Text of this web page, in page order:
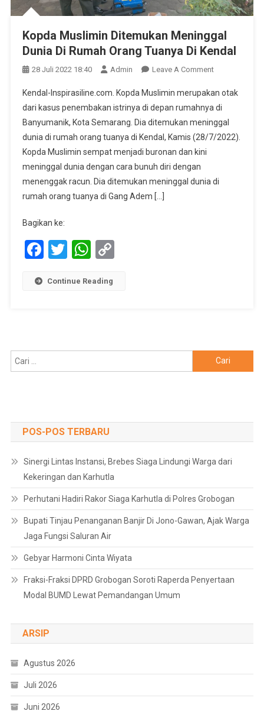
Kopda Muslimin Ditemukan Meninggal
Dunia Di Rumah Orang Tuanya Di Kendal
28 Juli 2022 18:40 Admin Leave A CommentOn
Muslimin
Ditemukan
Meninggal
Dunia
Orang
Kendal-Inspirasiline.com. Kopda Muslimin merupakan otak
dari kasus penembakan istrinya di depan rumahnya di
Banyumanik, Kota Semarang. Dia ditemukan meninggal
dunia di rumah orang tuanya di Kendal, Kamis (28/7/2022).
Kopda Muslimin sempat menjadi buronan dan kini
meninggal dunia dengan cara bunuh diri dengan
menenggak racun. Dia ditemukan meninggal dunia di
rumah orang tuanya di Gang Adem […]
Bagikan ke:
Facebook
TwitterWhatsApp
Copy
Continue Reading
untuk:
POS-POS TERBARU
Sinergi Lintas Instansi, Brebes Siaga Lindungi Warga dari
Kekeringan dan Karhutla
Perhutani Hadiri Rakor Siaga Karhutla di Polres Grobogan
Bupati Tinjau Penanganan Banjir Di Jono-Gawan, Ajak Warga
Jaga Fungsi Saluran Air
Gebyar Harmoni Cinta Wiyata
Fraksi-Fraksi DPRD Grobogan Soroti Raperda Penyertaan
Modal BUMD Lewat Pemandangan Umum
ARSIP
Agustus 2026
Juli 2026
Juni 2026